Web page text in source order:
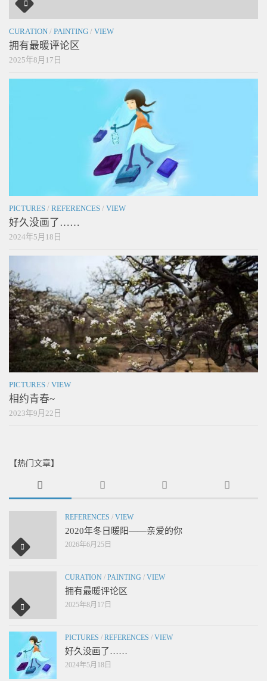
CURATION / PAINTING / VIEW
拥有最暖评论区
2025年8月17日
PICTURES / REFERENCES / VIEW
好久没画了……
2024年5月18日
PICTURES / VIEW
相约青春~
2023年9月22日
【热门文章】
REFERENCES / VIEW
2020年冬日暖阳——亲爱的你
2026年6月25日
CURATION / PAINTING / VIEW
拥有最暖评论区
2025年8月17日
PICTURES / REFERENCES / VIEW
好久没画了……
2024年5月18日